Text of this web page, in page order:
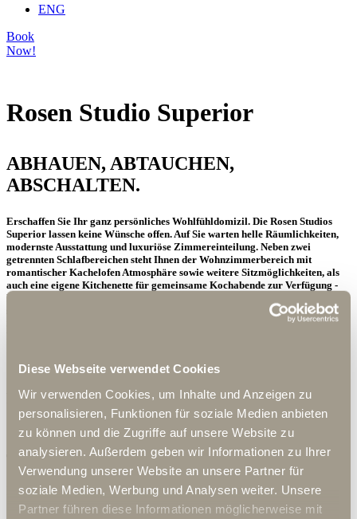
Diese Webseite verwendet Cookies
Wir verwenden Cookies, um Inhalte und Anzeigen zu
personalisieren, Funktionen für soziale Medien anbieten
zu können und die Zugriffe auf unsere Website zu
analysieren. Außerdem geben wir Informationen zu Ihrer
Verwendung unserer Website an unsere Partner für
soziale Medien, Werbung und Analysen weiter. Unsere
Partner führen diese Informationen möglicherweise mit
ENG
Book
Now!
Rosen Studio Superior
ABHAUEN, ABTAUCHEN,
ABSCHALTEN.
Erschaffen Sie Ihr ganz persönliches Wohlfühldomizil. Die Rosen Studios
Superior lassen keine Wünsche offen. Auf Sie warten helle Räumlichkeiten,
modernste Ausstattung und luxuriöse Zimmereinteilung. Neben zwei
getrennten Schlafbereichen steht Ihnen der Wohnzimmerbereich mit
romantischer Kachelofen Atmosphäre sowie weitere Sitzmöglichkeiten, als
auch eine eigene Kitchenette für gemeinsame Kochabende zur Verfügung -
Ideal für ein perfektes Wochenende mit Familie und Freunden. Lassen Sie
sich von uns verwöhnen und genießen Sie die Vorzüge eines Rosen Studio
Superior. Entspannen können Sie in Ihrem luxuriösen Badezimmer mit
Für 2 bis 4 Personen Raumgröße von 100 qm
Teilweise auf 2 Ebenen Kitchenette
Das erwartet Sie